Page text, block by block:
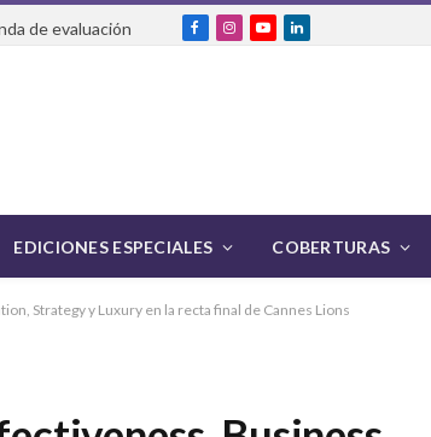
de evaluación
FacebookInstagram
YouTubeLinkedIn
EDICIONES ESPECIALES COBERTURAS
Strategy y Luxury en la recta final de Cannes Lions